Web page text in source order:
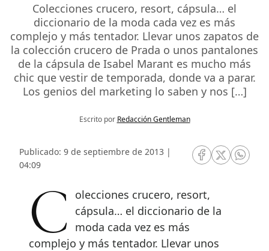
Colecciones crucero, resort, cápsula… el
diccionario de la moda cada vez es más
complejo y más tentador. Llevar unos zapatos de
la colección crucero de Prada o unos pantalones
de la cápsula de Isabel Marant es mucho más
chic que vestir de temporada, donde va a parar.
Los genios del marketing lo saben y nos […]
Escrito por Redacción Gentleman
Publicado: 9 de septiembre de 2013 |
04:09
RRSS Facebook
RRSSRRSS
Colecciones crucero, resort,
cápsula… el diccionario de la
moda cada vez es más
complejo y más tentador. Llevar unos